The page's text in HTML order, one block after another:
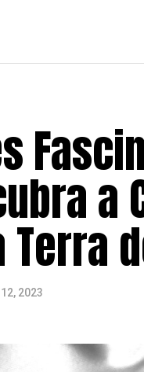
a
2023